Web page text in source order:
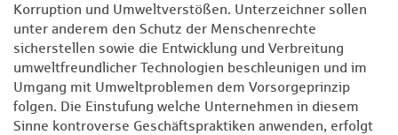
Korruption und Umweltverstößen. Unterzeichner sollen
unter anderem den Schutz der Menschenrechte
sicherstellen sowie die Entwicklung und Verbreitung
umweltfreundlicher Technologien beschleunigen und im
Umgang mit Umweltproblemen dem Vorsorgeprinzip
folgen. Die Einstufung welche Unternehmen in diesem
Sinne kontroverse Geschäftspraktiken anwenden, erfolgt